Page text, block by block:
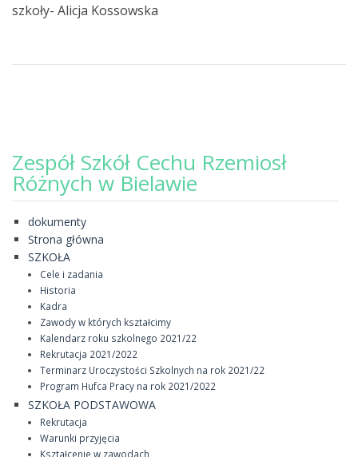
szkoły- Alicja Kossowska
Zespół Szkół Cechu Rzemiosł
Różnych w Bielawie
dokumenty
Strona główna
SZKOŁA
Cele i zadania
Historia
Kadra
Zawody w których kształcimy
Kalendarz roku szkolnego 2021/22
Rekrutacja 2021/2022
Terminarz Uroczystości Szkolnych na rok 2021/22
Program Hufca Pracy na rok 2021/2022
SZKOŁA PODSTAWOWA
Rekrutacja
Warunki przyjęcia
Kształcenie w zawodach